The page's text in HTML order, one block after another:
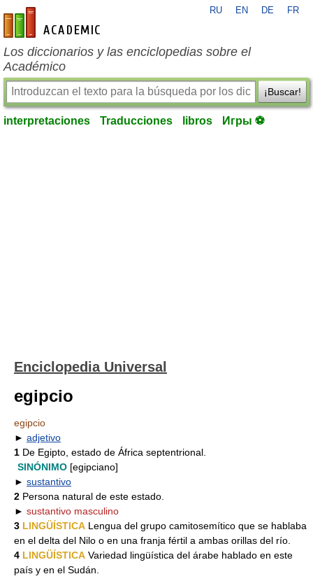
es-academic.com
RU EN DE FR
Los diccionarios y las enciclopedias sobre el
Académico
¡Buscar!
interpretaciones Traducciones libros Игры ⚽
Enciclopedia Universal
egipcio
egipcio
► adjetivo
1 De Egipto, estado de África septentrional.
SINÓNIMO [egipciano]
► sustantivo
2 Persona natural de este estado.
► sustantivo masculino
3 LINGÜÍSTICA Lengua del grupo camitosemítico que se hablaba
en el delta del Nilo o en una franja fértil a ambas orillas del río.
4 LINGÜÍSTICA Variedad lingüística del árabe hablado en este
país y en el Sudán.